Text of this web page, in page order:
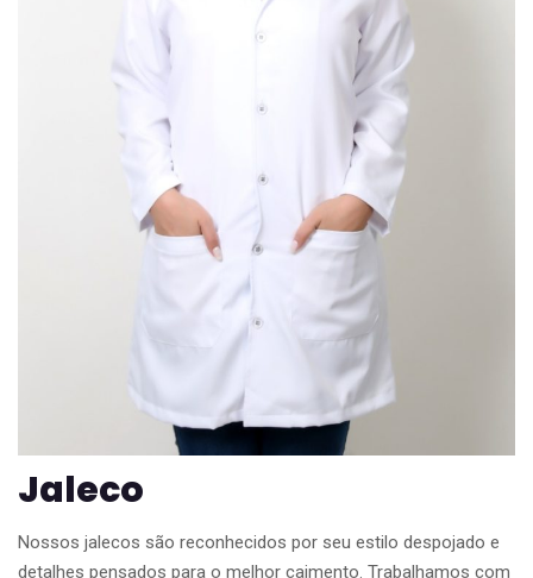
Jaleco
Nossos jalecos são reconhecidos por seu estilo despojado e
detalhes pensados para o melhor caimento. Trabalhamos com